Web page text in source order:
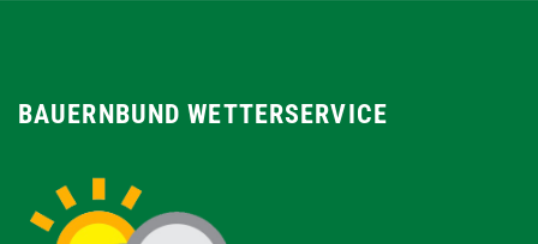
BAUERNBUND WETTERSERVICE